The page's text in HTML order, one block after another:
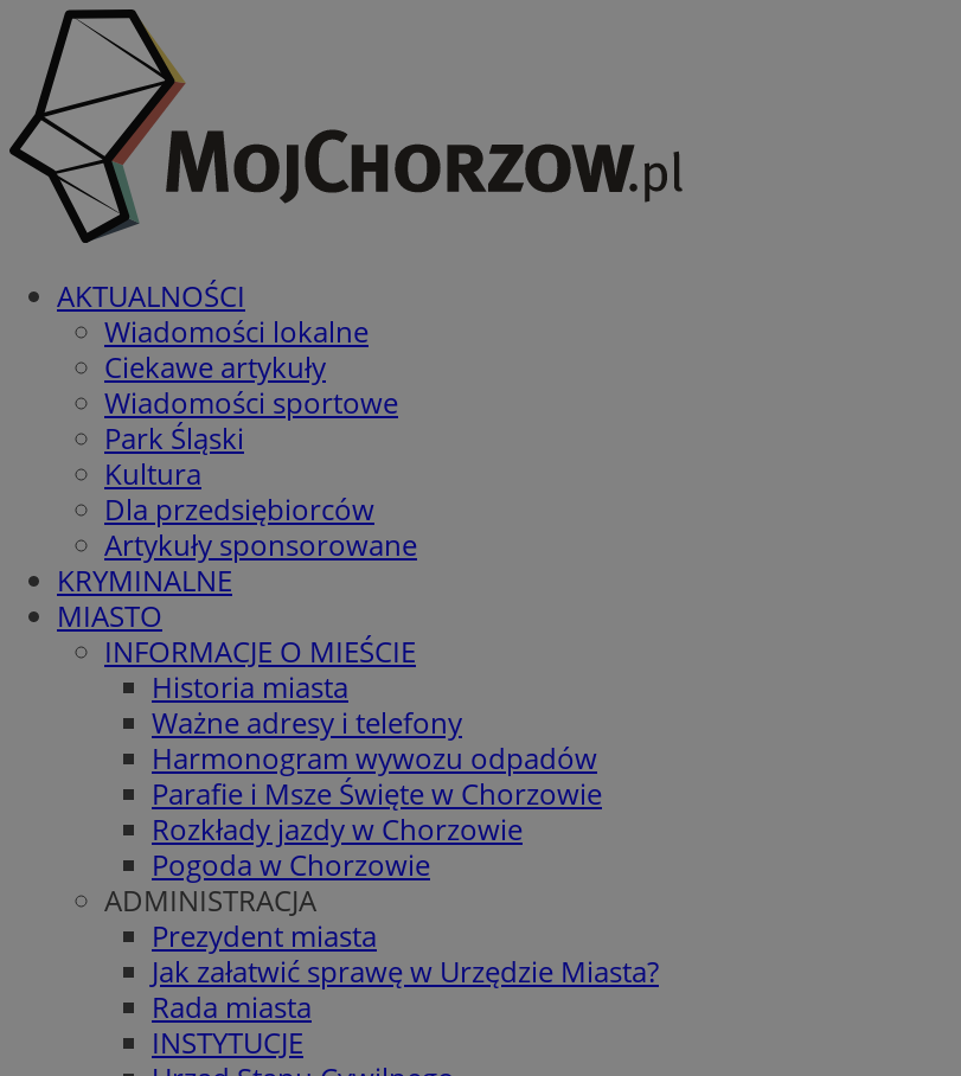
AKTUALNOŚCI
Wiadomości lokalne
Ciekawe artykuły
Wiadomości sportowe
Park Śląski
Kultura
Dla przedsiębiorców
Artykuły sponsorowane
KRYMINALNE
MIASTO
INFORMACJE O MIEŚCIE
Historia miasta
Ważne adresy i telefony
Harmonogram wywozu odpadów
Parafie i Msze Święte w Chorzowie
Rozkłady jazdy w Chorzowie
Pogoda w Chorzowie
ADMINISTRACJA
Prezydent miasta
Jak załatwić sprawę w Urzędzie Miasta?
Rada miasta
INSTYTUCJE